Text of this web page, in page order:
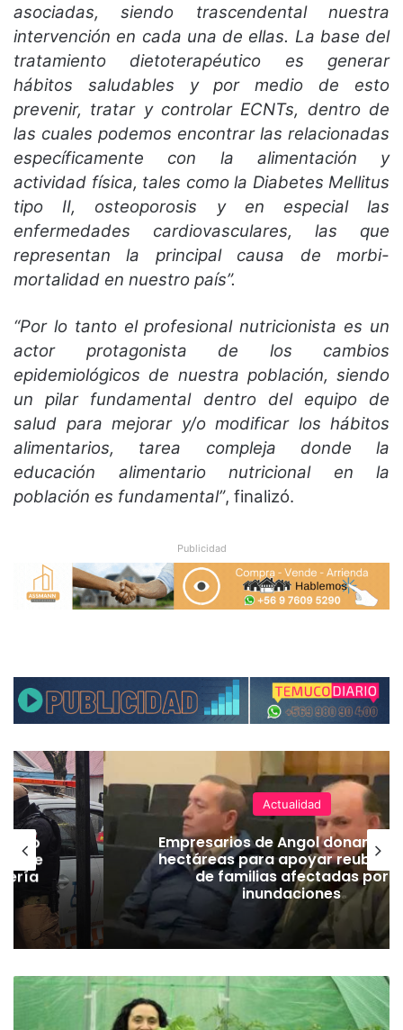
asociadas, siendo trascendental nuestra
intervención en cada una de ellas. La base del
tratamiento dietoterapéutico es generar
hábitos saludables y por medio de esto
prevenir, tratar y controlar ECNTs, dentro de
las cuales podemos encontrar las relacionadas
específicamente con la alimentación y
actividad física, tales como la Diabetes Mellitus
tipo II, osteoporosis y en especial las
enfermedades cardiovasculares, las que
representan la principal causa de morbi-
mortalidad en nuestro país”.
“Por lo tanto el profesional nutricionista es un
actor protagonista de los cambios
epidemiológicos de nuestra población, siendo
un pilar fundamental dentro del equipo de
salud para mejorar y/o modificar los hábitos
alimentarios, tarea compleja donde la
educación alimentario nutricional en la
población es fundamental”, finalizó.
Publicidad
de
Actualidad
Empresarios de Angol donan
hectáreas para apoyar
de familias afectadas por
inundaciones